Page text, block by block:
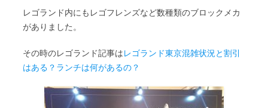
レゴランド内にもレゴフレンズなど数種類のブロックメカ
がありました。
その時のレゴランド記事はレゴランド東京混雑状況と割引
はある？ランチは何があるの？